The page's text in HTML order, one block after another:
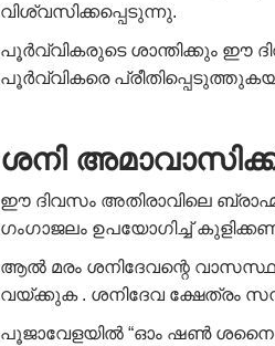
വിശ്വസിക്കപ്പെടുന്നു.
പൂർവ്വികരുടെ ശാന്തിക്കും ഈ
പൂർവ്വികരെ
ശനി
ഈ ദിവസം അതിരാവിലെ
ഗംഗാജലം ഉപയോഗിച്ച്
ആൽ മരം ശനിദേവന്റെ
വയ്ക്കുക . ശനിദേവ ക്ഷേത്രം
പൂജാവേളയിൽ “ഓം ഷൺ